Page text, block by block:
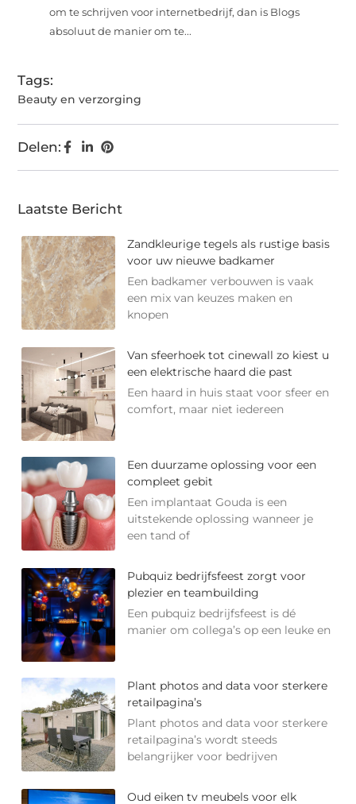
om te schrijven voor internetbedrijf, dan is Blogs
absoluut de manier om te...
Tags:
Beauty en verzorging
Delen:
Laatste Bericht
Zandkleurige tegels als rustige basis
voor uw nieuwe badkamer
Een badkamer verbouwen is vaak
een mix van keuzes maken en
knopen
Van sfeerhoek tot cinewall zo kiest u
een elektrische haard die past
Een haard in huis staat voor sfeer en
comfort, maar niet iedereen
Een duurzame oplossing voor een
compleet gebit
Een implantaat Gouda is een
uitstekende oplossing wanneer je
een tand of
Pubquiz bedrijfsfeest zorgt voor
plezier en teambuilding
Een pubquiz bedrijfsfeest is dé
manier om collega’s op een leuke en
Plant photos and data voor sterkere
retailpagina’s
Plant photos and data voor sterkere
retailpagina’s wordt steeds
belangrijker voor bedrijven
Oud eiken tv meubels voor elk